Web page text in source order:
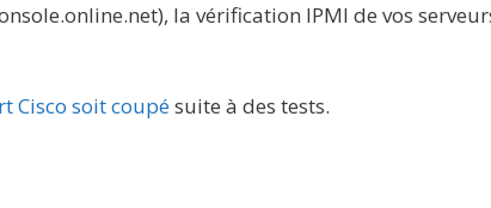
la vérification IPMI de vos
Cisco soit coupésuite à des tests.